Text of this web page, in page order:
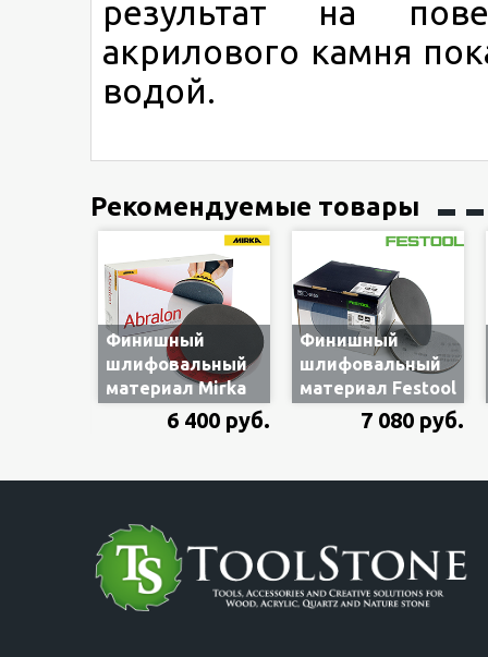
результат на
акрилового камня
водой.
Рекомендуемые товары
Финишный
шлифовальный
материал Mirka
Abralon 150мм
(арт.8A24102061)
6 400 руб.
Финишный
шлифовальный
материал Festool
Platin II 492369
STF-D150/0-S500-
P500, без
поролона, 15 шт.
7 080 руб.